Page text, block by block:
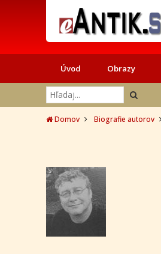
Úvod Obrazy
Domov Biografie autorov